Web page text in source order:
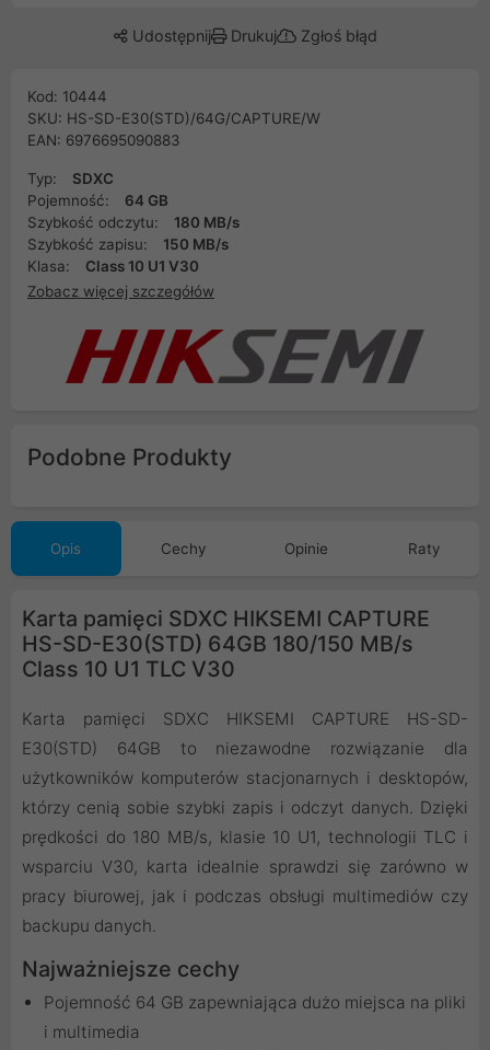
Udostępnij Drukuj Zgłoś błąd
Kod: 10444
SKU: HS-SD-E30(STD)/64G/CAPTURE/W
EAN: 6976695090883
Typ:
SDXC
Pojemność:
64 GB
Szybkość odczytu:
180 MB/s
Szybkość zapisu:
150 MB/s
Klasa:
Class 10 U1 V30
Zobacz więcej szczegółów
Podobne Produkty
Opis Cechy Opinie Raty
Karta pamięci SDXC HIKSEMI CAPTURE
HS-SD-E30(STD) 64GB 180/150 MB/s
Class 10 U1 TLC V30
Karta pamięci SDXC HIKSEMI CAPTURE HS-SD-
E30(STD) 64GB to niezawodne rozwiązanie dla
użytkowników komputerów stacjonarnych i desktopów,
którzy cenią sobie szybki zapis i odczyt danych. Dzięki
prędkości do 180 MB/s, klasie 10 U1, technologii TLC i
wsparciu V30, karta idealnie sprawdzi się zarówno w
pracy biurowej, jak i podczas obsługi multimediów czy
backupu danych.
Najważniejsze cechy
Pojemność 64 GB zapewniająca dużo miejsca na pliki
i multimedia